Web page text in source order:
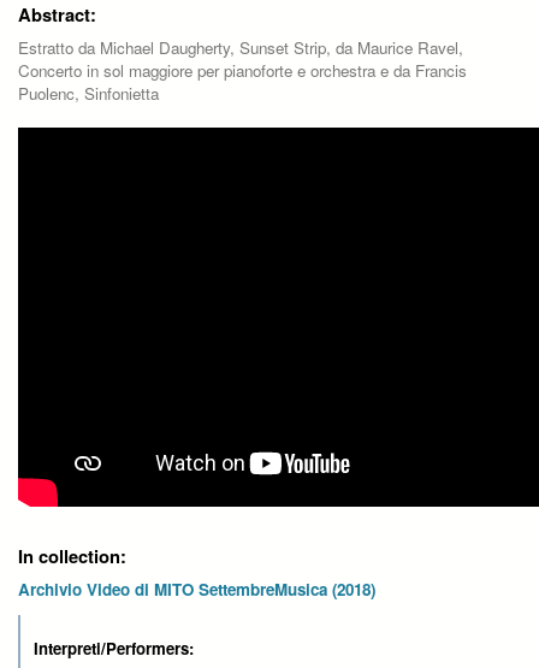
Abstract:
Estratto da Michael Daugherty, Sunset Strip, da Maurice Ravel,
Concerto in sol maggiore per pianoforte e orchestra e da Francis
Puolenc, Sinfonietta
In collection:
Archivio Video di MITO SettembreMusica (2018)
Interpreti/Performers: